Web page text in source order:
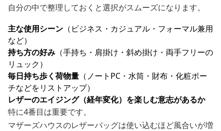
自分の中で整理しておくと選択がスムーズになります。
主な使用シーン （ビジネス・カジュアル・フォーマル兼用
など）
持ち方の好み （手持ち・肩掛け・斜め掛け・両手フリーの
リュック）
毎日持ち歩く荷物量 （ノートPC・水筒・財布・化粧ポー
チなどをリストアップ）
レザーのエイジング（経年変化）を楽しむ意志があるか
特に4番目は重要です。
マザーズハウスのレザーバッグは使い込むほど風合いが増